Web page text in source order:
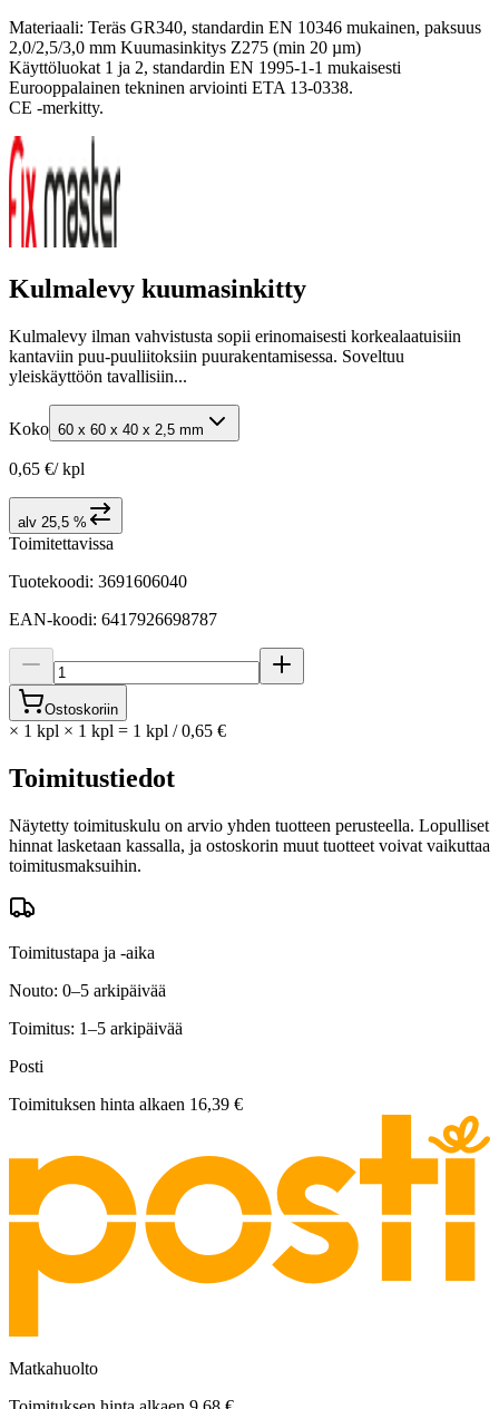
Materiaali: Teräs GR340, standardin EN 10346 mukainen, paksuus
2,0/2,5/3,0 mm Kuumasinkitys Z275 (min 20 µm)
Käyttöluokat 1 ja 2, standardin EN 1995-1-1 mukaisesti
Eurooppalainen tekninen arviointi ETA 13-0338.
CE -merkitty.
Kulmalevy kuumasinkitty
Kulmalevy ilman vahvistusta sopii erinomaisesti korkealaatuisiin
kantaviin puu-puuliitoksiin puurakentamisessa. Soveltuu
yleiskäyttöön tavallisiin...
Koko 60 x 60 x 40 x 2,5 mm
0,65 €/ kpl
alv 25,5 %
Toimitettavissa
Tuotekoodi: 3691606040
EAN-koodi: 6417926698787
Ostoskoriin
× 1 kpl × 1 kpl = 1 kpl / 0,65 €
Toimitustiedot
Näytetty toimituskulu on arvio yhden tuotteen perusteella. Lopulliset
hinnat lasketaan kassalla, ja ostoskorin muut tuotteet voivat vaikuttaa
toimitusmaksuihin.
Toimitustapa ja -aika
Nouto: 0–5 arkipäivää
Toimitus: 1–5 arkipäivää
Posti
Toimituksen hinta alkaen 16,39 €
Matkahuolto